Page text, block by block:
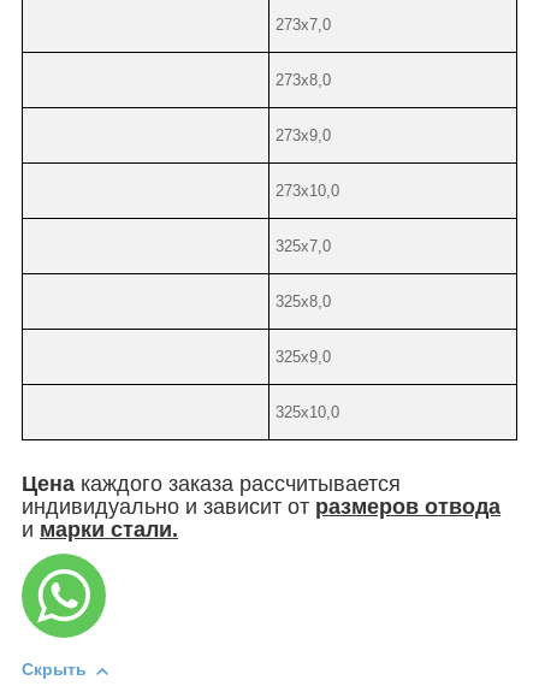
273х7,0
273х8,0
273х9,0
273х10,0
325х7,0
325х8,0
325х9,0
325х10,0
Цена каждого заказа рассчитывается
индивидуально и зависит от размеров отвода
и марки стали.
Скрыть